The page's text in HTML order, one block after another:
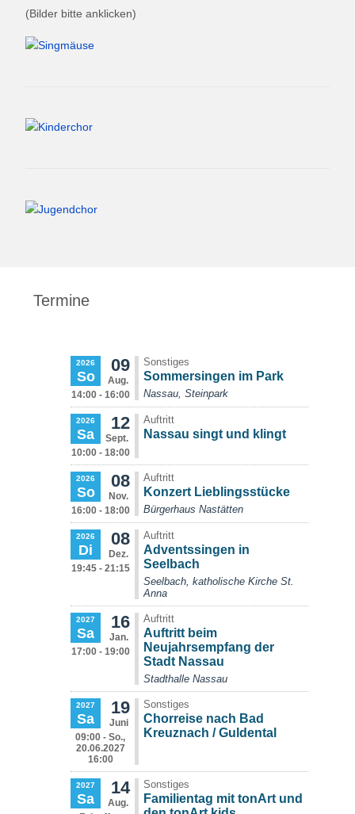
(Bilder bitte anklicken)
Termine